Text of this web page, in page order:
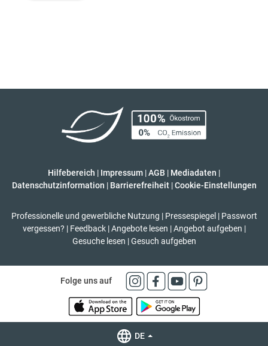
Hilfebereich | Impressum |AGB | Mediadaten |
Datenschutzinformation | Barrierefreiheit | Cookie-Einstellungen
Professionelle und gewerbliche Nutzung | Pressespiegel | Passwort
vergessen? | Feedback | Angebote lesen | Angebot aufgeben |
Gesuche lesen | Gesuch aufgeben
Folge uns auf
DE